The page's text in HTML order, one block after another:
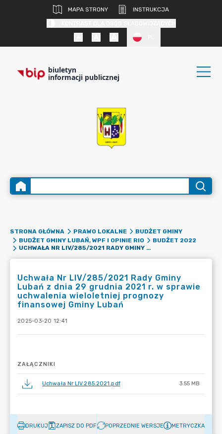
MAPA STRONY
INSTRUKCJA
biuletyn
informacji publicznej
STRONA GŁÓWNA PRAWO LOKALNE
BUDŻET GMINY
BUDŻET GMINY LUBAŃ, WPF I OPINIE RIO
BUDŻET 2022
UCHWAŁA NR LIV/285/2021 RADY GMINY LUBAŃ Z DNIA 29 GRUDNIA 2021 R. W SPRAWIE UCHWALENIA WIELOLETNIEJ PROGNOZY FINANSOWEJ GMINY LUBAŃ
Uchwała Nr LIV/285/2021 Rady Gminy
Lubań z dnia 29 grudnia 2021 r. w sprawie
uchwalenia wieloletniej prognozy
finansowej Gminy Lubań
2025-03-20 12:41
ZAŁĄCZNIKI
Uchwała Nr LIV.285.2021.pdf 3.55 MB
DRUKUJ ZAPISZ DO PDF POPRZEDNIE WERSJE METRYCZKA